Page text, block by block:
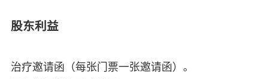
股东利益
治疗邀请函（每张门票一张邀请函）。